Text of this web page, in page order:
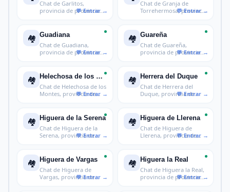
Chat de Garlitos,
provincia de provincia
Chat de Granja de
Torrehermosa, provincia
🏘️ Guadiana
Chat de Guadiana,
provincia de provincia
🏘️ Guareña
Chat de Guareña,
provincia de provincia
🏘️ Helechosa de los Montes
Chat de Helechosa de los
Montes, provincia de
🏘️ Herrera del Duque
Chat de Herrera del
Duque, provincia de
🏘️ Higuera de la Serena
Chat de Higuera de la
Serena, provincia de
🏘️ Higuera de Llerena
Chat de Higuera de
Llerena, provincia de
🏘️ Higuera de Vargas
Chat de Higuera de
Vargas, provincia de
🏘️ Higuera la Real
Chat de Higuera la Real,
provincia de provincia